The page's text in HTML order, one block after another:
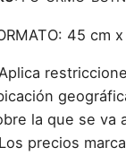
45 cm
la que se va
precios